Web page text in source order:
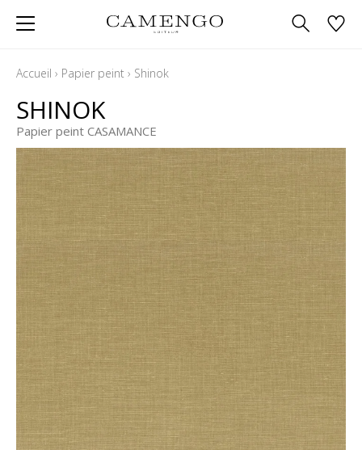
Accueil › Papier peint › Shinok
SHINOK
Papier peint CASAMANCE